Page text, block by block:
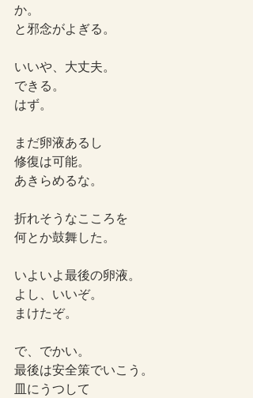
か。
と邪念がよぎる。
いいや、大丈夫。
できる。
はず。
まだ卵液あるし
修復は可能。
あきらめるな。
折れそうなこころを
何とか鼓舞した。
いよいよ最後の卵液。
よし、いいぞ。
まけたぞ。
で、でかい。
最後は安全策でいこう。
皿にうつして